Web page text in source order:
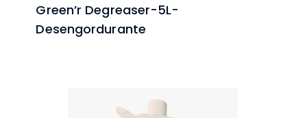
Green’r Degreaser-5L-
Desengordurante